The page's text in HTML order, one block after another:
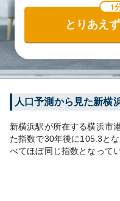
1
とりあえ
人口予測から見た新横
新横浜駅が所在する横浜市
た指数で30年後に105.3と
べてほぼ同じ指数となって